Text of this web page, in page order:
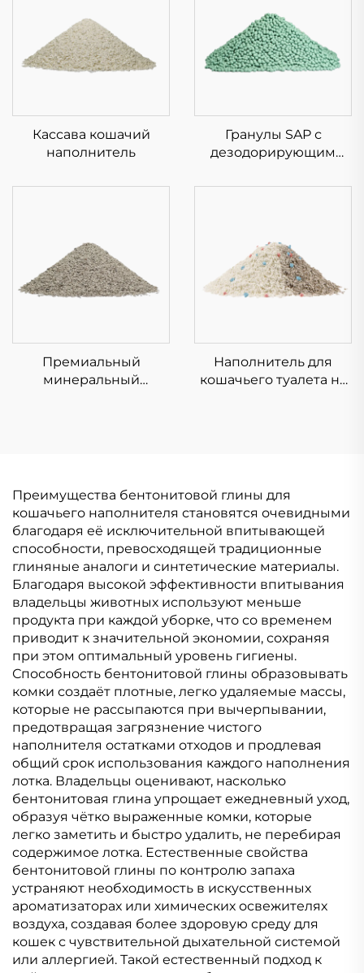
Кассава кошачий
наполнитель
Гранулы SAP с
дезодорирующим
Премиальный
минеральный
Наполнитель для
кошачьего туалета на
Преимущества бентонитовой глины для
кошачьего наполнителя становятся очевидными
благодаря её исключительной впитывающей
способности, превосходящей традиционные
глиняные аналоги и синтетические материалы.
Благодаря высокой эффективности впитывания
владельцы животных используют меньше
продукта при каждой уборке, что со временем
приводит к значительной экономии, сохраняя
при этом оптимальный уровень гигиены.
Способность бентонитовой глины образовывать
комки создаёт плотные, легко удаляемые массы,
которые не рассыпаются при вычерпывании,
предотвращая загрязнение чистого
наполнителя остатками отходов и продлевая
общий срок использования каждого наполнения
лотка. Владельцы оценивают, насколько
бентонитовая глина упрощает ежедневный уход,
образуя чётко выраженные комки, которые
легко заметить и быстро удалить, не перебирая
содержимое лотка. Естественные свойства
бентонитовой глины по контролю запаха
устраняют необходимость в искусственных
ароматизаторах или химических освежителях
воздуха, создавая более здоровую среду для
кошек с чувствительной дыхательной системой
или аллергией. Такой естественный подход к